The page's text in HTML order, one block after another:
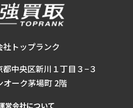
社トップランク
中央区新川１丁目３−３
オーク茅場町 2階
営会社について